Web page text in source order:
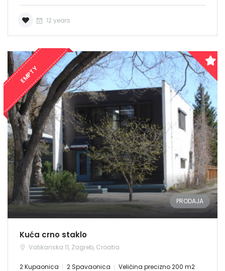
12 years
EMPTY
PRODAJA
Kuća crno staklo
Vatikanska 11, Zagreb, Croatia
2 Kupaonica 2 Spavaonica Veličina precizno 200 m2